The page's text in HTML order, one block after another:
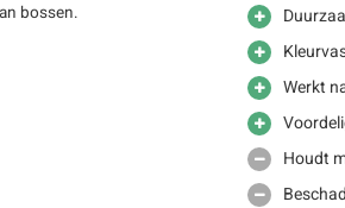
bossen.
Werkt
Houdt